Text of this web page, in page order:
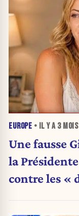
EUROPE • IL Y A 3 MOIS
Une fausse
la
contre les «